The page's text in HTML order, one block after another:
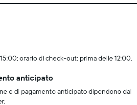
orario di check-out: prima delle 12:00.
anticipato
e di pagamento anticipato dipendono dal